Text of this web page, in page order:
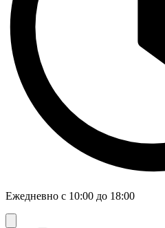
Ежедневно с 10:00 до 18:00